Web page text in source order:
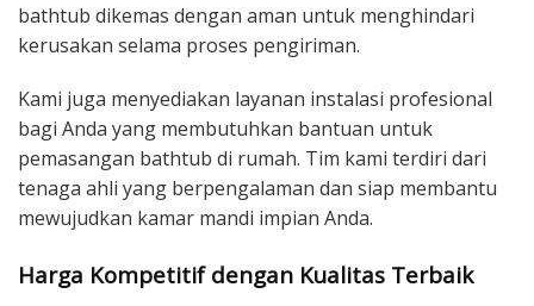
bathtub dikemas dengan aman untuk menghindari
kerusakan selama proses pengiriman.
Kami juga menyediakan layanan instalasi profesional
bagi Anda yang membutuhkan bantuan untuk
pemasangan bathtub di rumah. Tim kami terdiri dari
tenaga ahli yang berpengalaman dan siap membantu
mewujudkan kamar mandi impian Anda.
Harga Kompetitif dengan Kualitas Terbaik